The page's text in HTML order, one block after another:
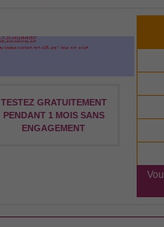
TESTEZ GRATUITEMENT
PENDANT 1 MOIS SANS
ENGAGEMENT